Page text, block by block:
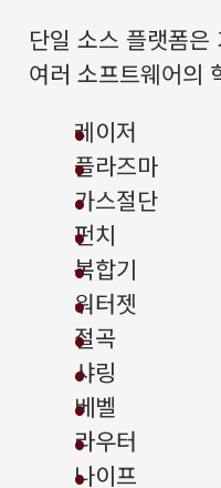
단일 소스 플랫폼
여러 소프트웨어의
레이저
플라즈마
가스절단
펀치
복합기
워터젯
절곡
샤링
베벨
라우터
나이프